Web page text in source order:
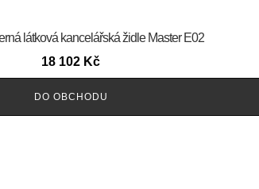
látková kancelářská židle Master E02
18 102 Kč
DO OBCHODU